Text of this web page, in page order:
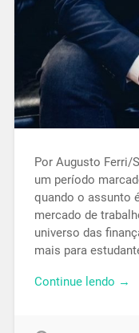
Por Augusto Ferri/
um período
quando o assunto
mercado de
universo das
mais para
Continue lendo →